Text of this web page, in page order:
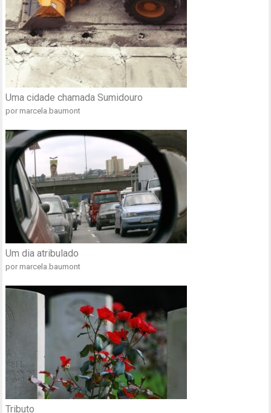
Uma cidade chamada Sumidouro
por marcela.baumont
Um dia atribulado
por marcela.baumont
Tributo